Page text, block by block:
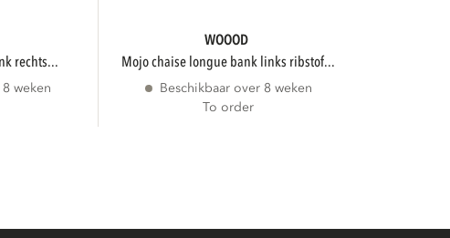
rechts...
weken
WOOOD
mojo chaise longue bank links ribstof...
Beschikbaar over 8 weken
To order